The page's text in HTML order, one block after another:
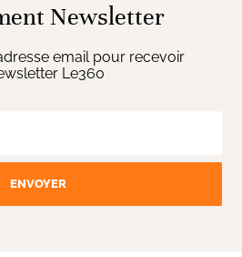
Newsletter
email pour recevoir
Le360
ENVOYER